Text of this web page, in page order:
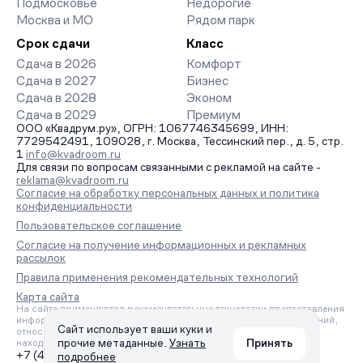
Подмосковье
Москва и МО
Недорогие
Рядом парк
Срок сдачи
Сдача в 2026
Сдача в 2027
Сдача в 2028
Сдача в 2029
Класс
Комфорт
Бизнес
Эконом
Премиум
ООО «Квадрум.ру», ОГРН: 1067746345699, ИНН:
7729542491, 109028, г. Москва, Тессинский пер., д. 5, стр.
1 info@kvadroom.ru
Для связи по вопросам связанными с рекламой на сайте -
reklama@kvadroom.ru
Согласие на обработку персональных данных и политика
конфиденциальности
Пользовательское соглашение
Согласие на получение информационных и рекламных
рассылок
Правила применения рекомендательных технологий
Карта сайта
На сайте применяются рекомендательные технологии предоставления
информации на основе сбора, систематизации и анализа сведений,
относящихся к предпочтениям пользователей сети «Интернет»,
находящихся на территории Российской Федерации.
+7 (495) 157-88-80
Сайт использует ваши куки и
прочие метаданные. Узнать
подробнее
Принять